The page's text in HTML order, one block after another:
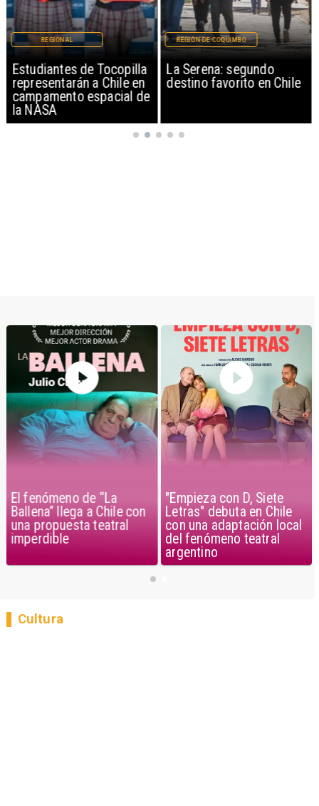
Estudiantes de Tocopilla
representarán a Chile en
campamento espacial de
la NASA
REGIONAL
La Serena: segundo
destino favorito en Chile
REGIÓN DE COQUIMBO
El fenómeno de “La
Ballena” llega a Chile con
una propuesta teatral
imperdible
"Empieza con D, Siete
Letras" debuta en Chile
con una adaptación local
del fenómeno teatral
argentino
Cultura